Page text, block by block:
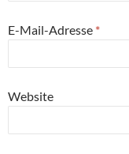
E-Mail-Adresse *
Website